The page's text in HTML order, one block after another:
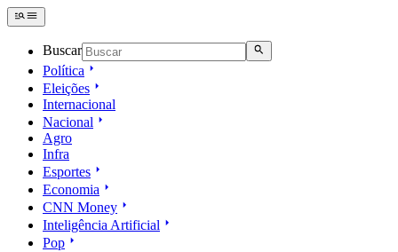
Buscar
Política
Eleições
Internacional
Nacional
Agro
Infra
Esportes
Economia
CNN Money
Inteligência Artificial
Pop